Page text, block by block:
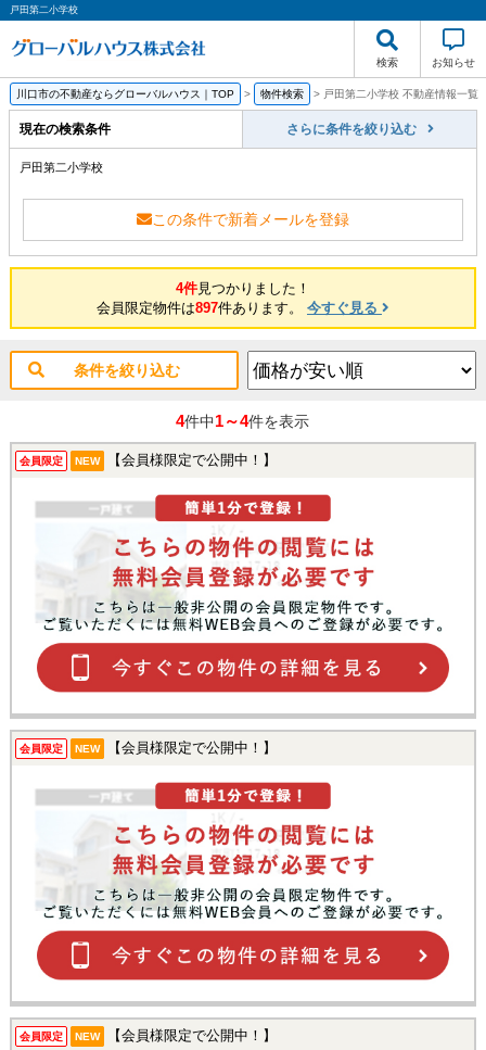
戸田第二小学校
検索 お知らせ
川口市の不動産ならグローバルハウス｜TOP > 物件検索 > 戸田第二小学校 不動産情報一覧
現在の検索条件 さらに条件を絞り込む
戸田第二小学校
この条件で新着メールを登録
4件見つかりました！
会員限定物件は897件あります。 今すぐ見る
条件を絞り込む
4件中1～4件を表示
会員限定 NEW 【会員様限定で公開中！】
会員限定 NEW 【会員様限定で公開中！】
会員限定 NEW 【会員様限定で公開中！】